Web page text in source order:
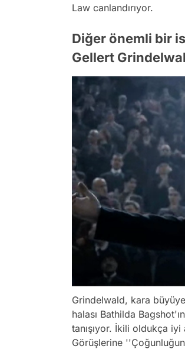
Law canlandırıyor.
Diğer önemli bir
Gellert
Grindelwald, kara
halası Bathilda
tanışıyor. İkili oldukça
Görüşlerine